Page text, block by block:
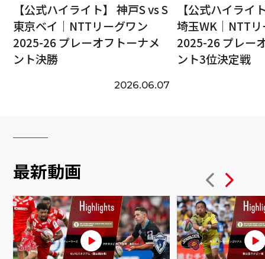
【公式ハイライト】 神戸S vs S
東京ベイ｜NTTリーグワン
2025-26 プレーオフトーナメ
ント決勝
2026.06.07
【公式ハイライ
埼玉WK｜NTT
2025-26 プレー
ント3位決定戦
最新動画